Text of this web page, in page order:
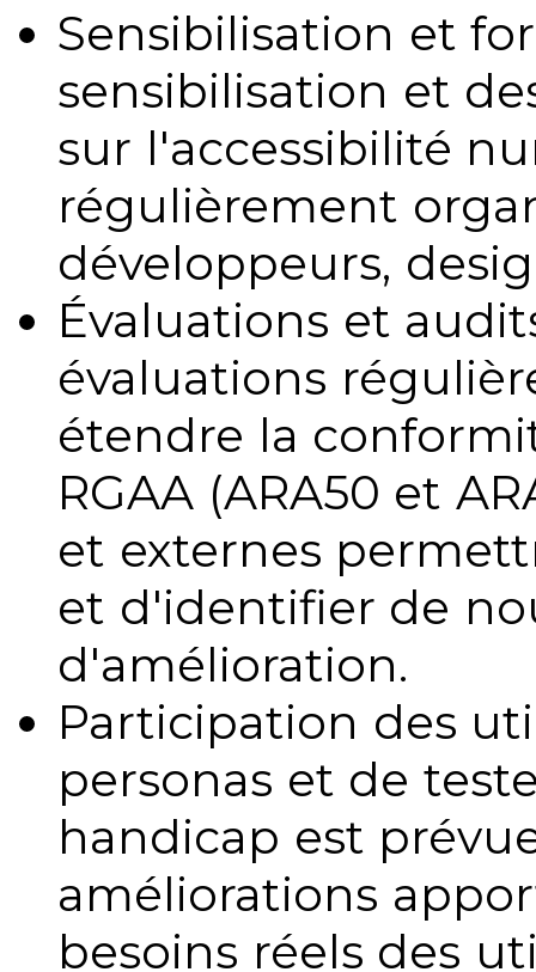
Sensibilisation et
sensibilisation et
sur l'accessibilité
régulièrement
développeurs,
Évaluations et
évaluations
étendre la
RGAA (ARA50 et
et externes
et d'identifier de
d'amélioration.
Participation des
personas et de
handicap est
améliorations
besoins réels des